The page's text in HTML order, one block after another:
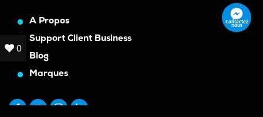
A Propos
Support Client Business
Blog
Marques
Contactez
nous
0
0